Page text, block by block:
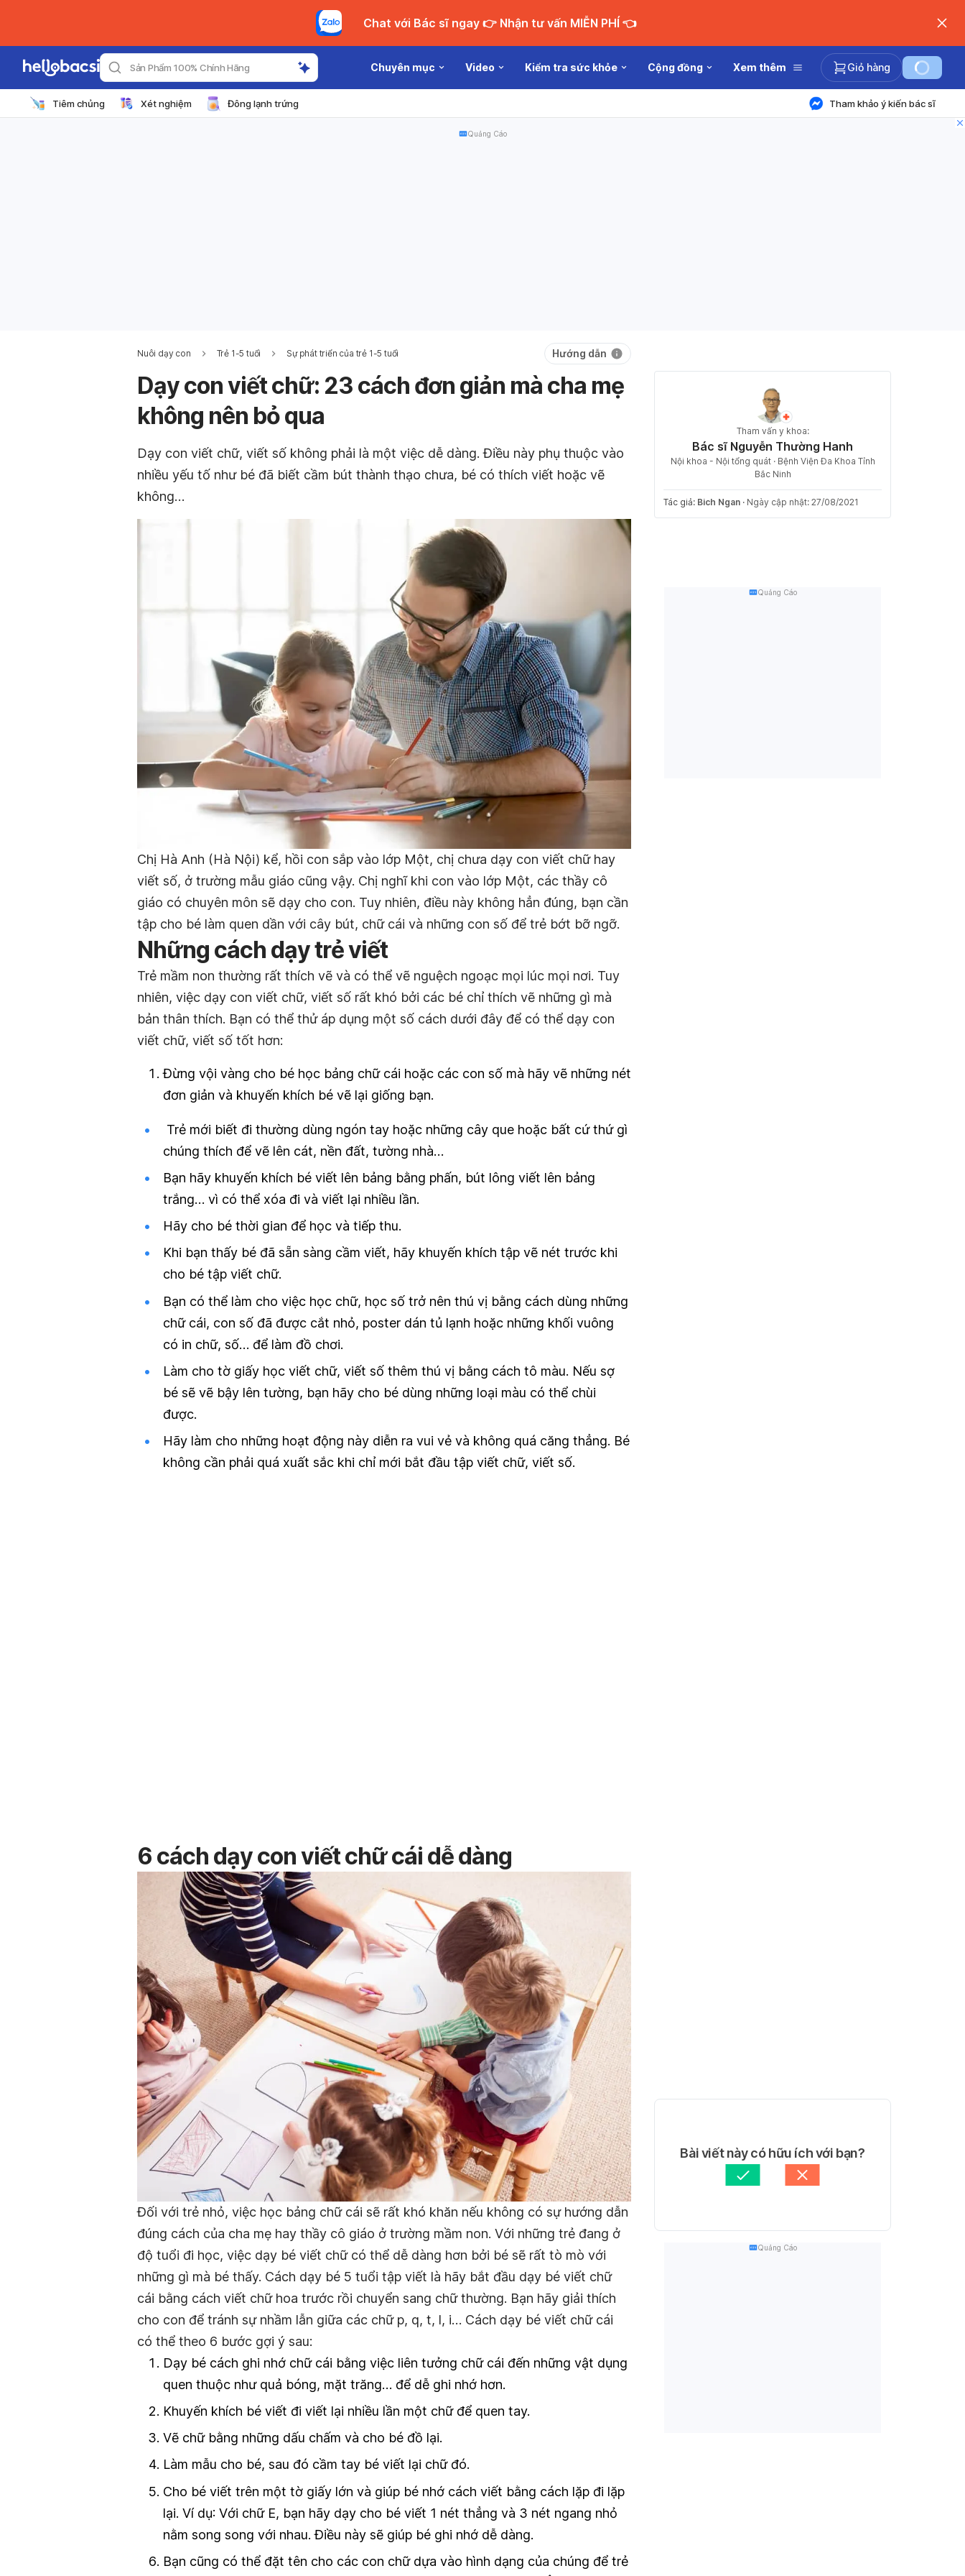
Chat với Bác sĩ ngay 👉 Nhận tư vấn MIỄN PHÍ 👈
Sản Phẩm 100% Chính Hãng Chuyên mục Video Kiểm tra sức khỏe Cộng đồng Xem thêm Giỏ hàng
Tiêm chủng Xét nghiệm Đông lạnh trứng Tham khảo ý kiến bác sĩ
Quảng Cáo
Nuôi dạy con Trẻ 1-5 tuổi Sự phát triển của trẻ 1-5 tuổi Hướng dẫn
Dạy con viết chữ: 23 cách đơn giản mà cha mẹ
không nên bỏ qua
Dạy con viết chữ, viết số không phải là một việc dễ dàng. Điều này phụ thuộc vào
nhiều yếu tố như bé đã biết cầm bút thành thạo chưa, bé có thích viết hoặc vẽ
không…
Chị Hà Anh (Hà Nội) kể, hồi con sắp vào lớp Một, chị chưa dạy con viết chữ hay
viết số, ở trường mẫu giáo cũng vậy. Chị nghĩ khi con vào lớp Một, các thầy cô
giáo có chuyên môn sẽ dạy cho con. Tuy nhiên, điều này không hẳn đúng, bạn cần
tập cho bé làm quen dần với cây bút, chữ cái và những con số để trẻ bớt bỡ ngỡ.
Những cách dạy trẻ viết
Trẻ mầm non thường rất thích vẽ và có thể vẽ nguệch ngoạc mọi lúc mọi nơi. Tuy
nhiên, việc dạy con viết chữ, viết số rất khó bởi các bé chỉ thích vẽ những gì mà
bản thân thích. Bạn có thể thử áp dụng một số cách dưới đây để có thể dạy con
viết chữ, viết số tốt hơn:
Đừng vội vàng cho bé học bảng chữ cái hoặc các con số mà hãy vẽ những nét
đơn giản và khuyến khích bé vẽ lại giống bạn.
Trẻ mới biết đi thường dùng ngón tay hoặc những cây que hoặc bất cứ thứ gì
chúng thích để vẽ lên cát, nền đất, tường nhà…
Bạn hãy khuyến khích bé viết lên bảng bằng phấn, bút lông viết lên bảng
trắng… vì có thể xóa đi và viết lại nhiều lần.
Hãy cho bé thời gian để học và tiếp thu.
Khi bạn thấy bé đã sẵn sàng cầm viết, hãy khuyến khích tập vẽ nét trước khi
cho bé tập viết chữ.
Bạn có thể làm cho việc học chữ, học số trở nên thú vị bằng cách dùng những
chữ cái, con số đã được cắt nhỏ, poster dán tủ lạnh hoặc những khối vuông
có in chữ, số… để làm đồ chơi.
Làm cho tờ giấy học viết chữ, viết số thêm thú vị bằng cách tô màu. Nếu sợ
bé sẽ vẽ bậy lên tường, bạn hãy cho bé dùng những loại màu có thể chùi
được.
Hãy làm cho những hoạt động này diễn ra vui vẻ và không quá căng thẳng. Bé
không cần phải quá xuất sắc khi chỉ mới bắt đầu tập viết chữ, viết số.
6 cách dạy con viết chữ cái dễ dàng
Đối với trẻ nhỏ, việc học bảng chữ cái sẽ rất khó khăn nếu không có sự hướng dẫn
đúng cách của cha mẹ hay thầy cô giáo ở trường mầm non. Với những trẻ đang ở
độ tuổi đi học, việc dạy bé viết chữ có thể dễ dàng hơn bởi bé sẽ rất tò mò với
những gì mà bé thấy. Cách dạy bé 5 tuổi tập viết là hãy bắt đầu dạy bé viết chữ
cái bằng cách viết chữ hoa trước rồi chuyển sang chữ thường. Bạn hãy giải thích
cho con để tránh sự nhầm lẫn giữa các chữ p, q, t, l, i… Cách dạy bé viết chữ cái
có thể theo 6 bước gợi ý sau:
Dạy bé cách ghi nhớ chữ cái bằng việc liên tưởng chữ cái đến những vật dụng
quen thuộc như quả bóng, mặt trăng… để dễ ghi nhớ hơn.
Khuyến khích bé viết đi viết lại nhiều lần một chữ để quen tay.
Vẽ chữ bằng những dấu chấm và cho bé đồ lại.
Làm mẫu cho bé, sau đó cầm tay bé viết lại chữ đó.
Cho bé viết trên một tờ giấy lớn và giúp bé nhớ cách viết bằng cách lặp đi lặp
lại. Ví dụ: Với chữ E, bạn hãy dạy cho bé viết 1 nét thẳng và 3 nét ngang nhỏ
nằm song song với nhau. Điều này sẽ giúp bé ghi nhớ dễ dàng.
Bạn cũng có thể đặt tên cho các con chữ dựa vào hình dạng của chúng để trẻ
Tham vấn y khoa:
Bác sĩ Nguyễn Thường Hanh
Nội khoa - Nội tổng quát · Bệnh Viện Đa Khoa Tỉnh
Bắc Ninh
Tác giả: Bich Ngan · Ngày cập nhật: 27/08/2021
Quảng Cáo
Bài viết này có hữu ích với bạn?
Quảng Cáo